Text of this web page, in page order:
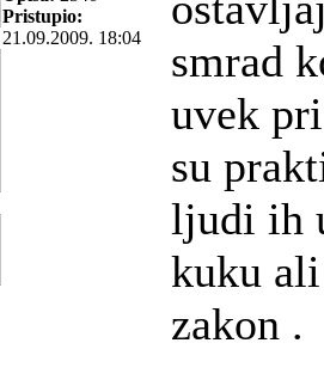
Pristupio:
21.09.2009. 18:04
smrad
uvek
su
ljudi ih
kuku
zakon .